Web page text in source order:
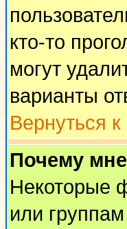
кто-то
могут
варианты
Вернуться
Почему
Некоторые
или